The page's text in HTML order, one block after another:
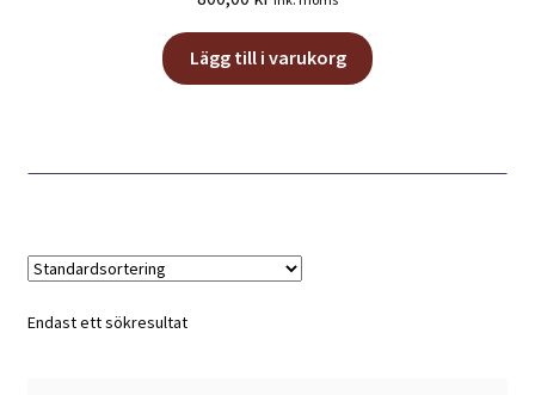
Lägg till i varukorg
Endast ett sökresultat